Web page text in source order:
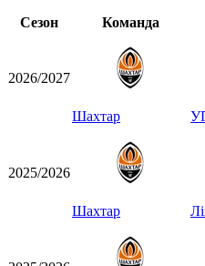
Сезон
Команда
2026/2027
Шахтар
2025/2026
Шахтар